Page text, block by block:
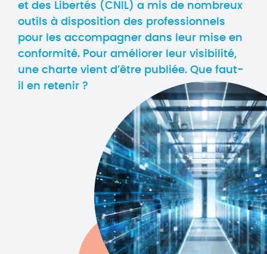
et des Libertés (CNIL) a mis de nombreux
outils à disposition des professionnels
pour les accompagner dans leur mise en
conformité. Pour améliorer leur visibilité,
une charte vient d’être publiée. Que faut-
il en retenir ?